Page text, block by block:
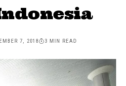
7, 2018 3 MIN READ